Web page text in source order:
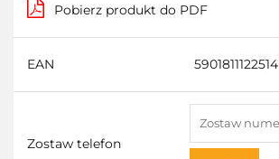
Pobierz produkt do PDF
EAN 5901811122514
Zostaw telefon